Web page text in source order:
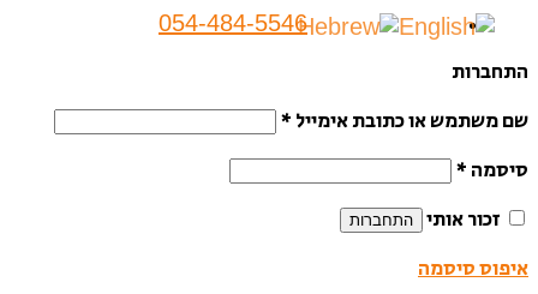
054-484-5546
התחברות
שם משתמש או כתובת אימייל *
סיסמה *
זכור אותי
התחברות
איפוס סיסמה